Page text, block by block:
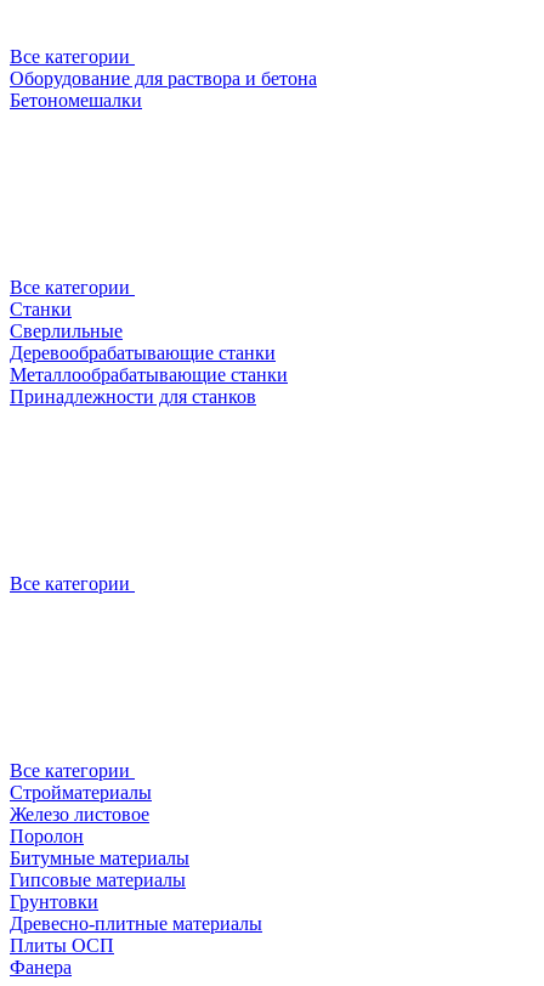
Все категории
Оборудование для раствора и бетона
Бетономешалки
Все категории
Станки
Сверлильные
Деревообрабатывающие станки
Металлообрабатывающие станки
Принадлежности для станков
Все категории
Все категории
Стройматериалы
Железо листовое
Поролон
Битумные материалы
Гипсовые материалы
Грунтовки
Древесно-плитные материалы
Плиты ОСП
Фанера